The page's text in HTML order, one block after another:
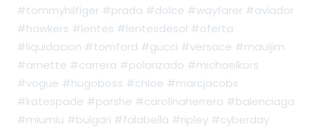
#tommyhilfiger #prada #dolce #wayfarer #aviador
#hawkers #lentes #lentesdesol #oferta
#liquidacion #tomford #gucci #versace #mauijim
#arnette #carrera #polarizado #michaelkors
#vogue #hugoboss #chloe #marcjacobs
#katespade #porshe #carolinaherrera #balenciaga
#miumiu #bulgari #falabella #ripley #cyberday